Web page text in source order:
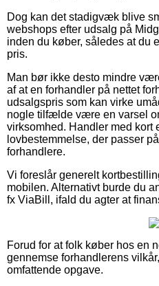
Dog kan det stadigvæk blive
webshops efter udsalg på
inden du køber, således at du
pris.
Man bør ikke desto mindre
af at en forhandler på nettet
udsalgspris som kan virke
nogle tilfælde være en varsel
virksomhed. Handler med kort
lovbestemmelse, der passer
forhandlere.
Vi foreslår generelt
mobilen. Alternativt burde du
fx ViaBill, ifald du agter at
Forud for at folk køber hos en
gennemse forhandlerens
omfattende opgave.